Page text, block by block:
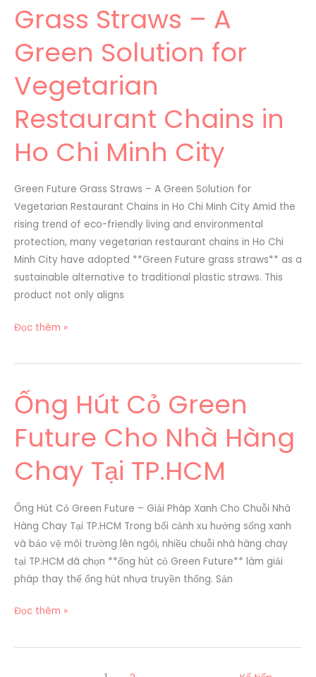
Grass Straws – A
Green Solution for
Vegetarian
Restaurant Chains in
Ho Chi Minh City
Green Future Grass Straws – A Green Solution for
Vegetarian Restaurant Chains in Ho Chi Minh City Amid the
rising trend of eco-friendly living and environmental
protection, many vegetarian restaurant chains in Ho Chi
Minh City have adopted **Green Future grass straws** as a
sustainable alternative to traditional plastic straws. This
product not only aligns
Grass
Straws
–
A
Green
Solution
for
Restaurant
in
Ho
Chi
Minh
City
Đọc thêm »
Ống Hút Cỏ Green
Future Cho Nhà Hàng
Chay Tại TP.HCM
Ống Hút Cỏ Green Future – Giải Pháp Xanh Cho Chuỗi Nhà
Hàng Chay Tại TP.HCM Trong bối cảnh xu hướng sống xanh
và bảo vệ môi trường lên ngôi, nhiều chuỗi nhà hàng chay
tại TP.HCM đã chọn **ống hút cỏ Green Future** làm giải
pháp thay thế ống hút nhựa truyền thống. Sản
Ống
Hút
Cỏ
Green
Future
Nhà
Hàng
Chay
Tại
TP.HCM
Đọc thêm »